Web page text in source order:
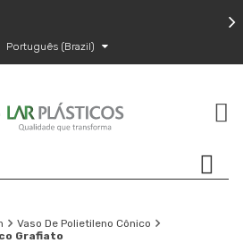
Português (Brazil)
Vaso De Polietileno Cônico
Grafiato